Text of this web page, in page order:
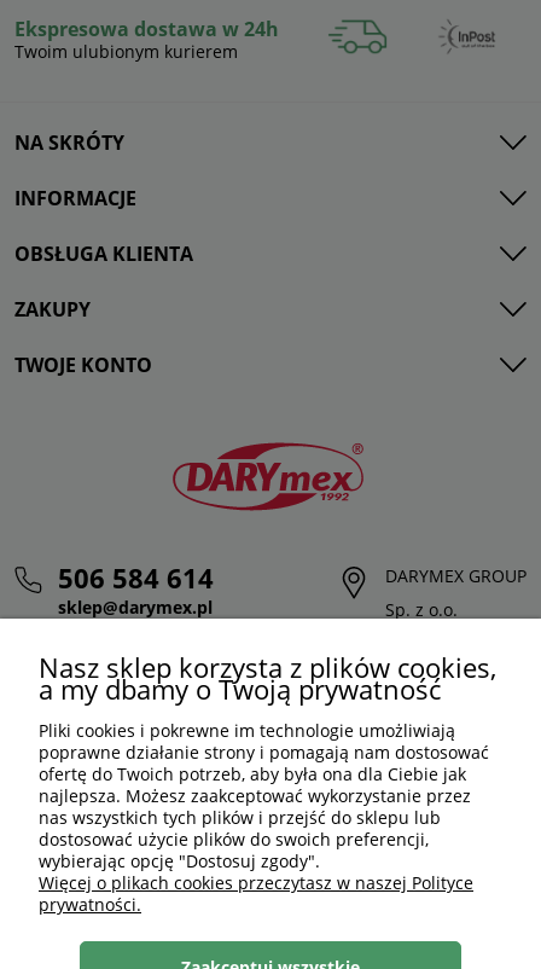
Ekspresowa dostawa w 24h
Twoim ulubionym kurierem
NA SKRÓTY
INFORMACJE
OBSŁUGA KLIENTA
ZAKUPY
TWOJE KONTO
506 584 614
sklep@darymex.pl
DARYMEX GROUP
Sp. z o.o.
32-620 Brzeszcze
PLN PL
Nasz sklep korzysta z plików cookies,
a my dbamy o Twoją prywatność
Pliki cookies i pokrewne im technologie umożliwiają
poprawne działanie strony i pomagają nam dostosować
ofertę do Twoich potrzeb, aby była ona dla Ciebie jak
najlepsza. Możesz zaakceptować wykorzystanie przez
nas wszystkich tych plików i przejść do sklepu lub
dostosować użycie plików do swoich preferencji,
wybierając opcję "Dostosuj zgody".
Więcej o plikach cookies przeczytasz w naszej Polityce
prywatności.